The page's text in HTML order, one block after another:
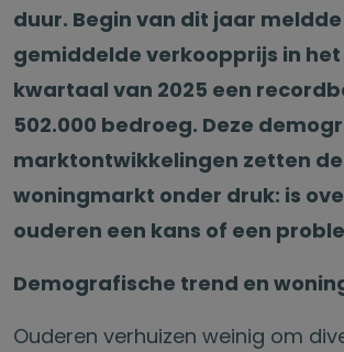
duur. Begin van dit jaar meldde
gemiddelde verkoopprijs in
kwartaal van 2025 een
502.000 bedroeg. Deze
marktontwikkelingen zetten de
woningmarkt onder druk: is
ouderen een kans of een
Demografische trend en
Ouderen verhuizen weinig om